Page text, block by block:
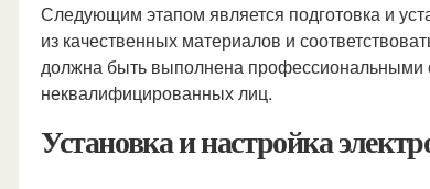
Следующим этапом является подготовка и
из качественных материалов и
должна быть выполнена профессиональными
неквалифицированных лиц.
Установка и настройка